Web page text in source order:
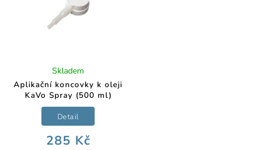
Aplikační koncovky k oleji
KaVo Spray (500 ml)
Skladem
285 Kč
Detail